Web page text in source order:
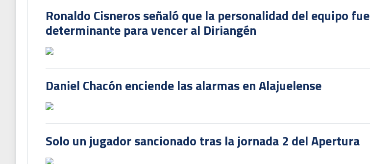
Ronaldo Cisneros señaló que la personalidad del equipo fue
determinante para vencer al Diriangén
Daniel Chacón enciende las alarmas en Alajuelense
Solo un jugador sancionado tras la jornada 2 del Apertura